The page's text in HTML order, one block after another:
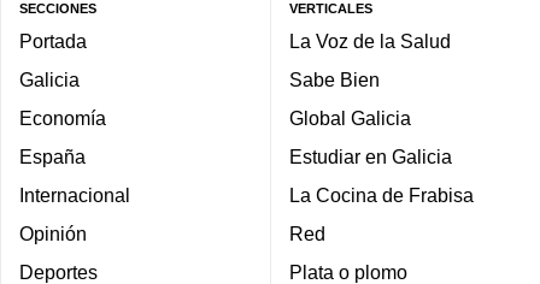
SECCIONES
Portada
Galicia
Economía
España
Internacional
Opinión
Deportes
VERTICALES
La Voz de la Salud
Sabe Bien
Global Galicia
Estudiar en Galicia
La Cocina de Frabisa
Red
Plata o plomo